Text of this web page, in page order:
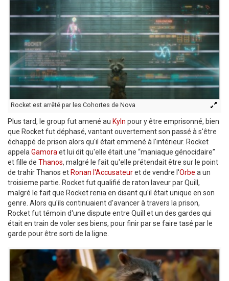
Rocket est arrêté par les Cohortes de Nova
Plus tard, le group fut amené au Kyln pour y être emprisonné, bien
que Rocket fut déphasé, vantant ouvertement son passé à s'être
échappé de prison alors qu'il était emmené à l'intérieur. Rocket
appela Gamora et lui dit qu'elle était une “maniaque génocidaire”
et fille de Thanos, malgré le fait qu'elle prétendait être sur le point
de trahir Thanos et Ronan l'Accusateuret de vendre l'Orbe a un
troisieme partie. Rocket fut qualifié de raton laveur par Quill,
malgré le fait que Rocket renia en disant qu'il était unique en son
genre. Alors qu'ils continuaient d'avancer à travers la prison,
Rocket fut témoin d'une dispute entre Quill et un des gardes qui
était en train de voler ses biens, pour finir par se faire tasé par le
garde pour être sorti de la ligne.